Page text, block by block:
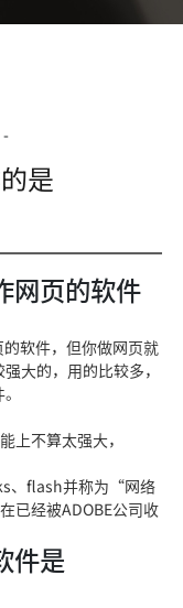
-
是
网页的软件
的软件，但你做网页就
强大的，用的比较多，
上不算太强大，
、flash并称为“网络
已经被ADOBE公司收
件是